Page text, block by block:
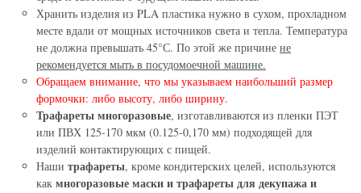
Хранить изделия из PLA пластика нужно в сухом, прохладном
месте вдали от мощных источников света и тепла. Температура
не должна превышать 45°С. По этой же причине не
рекомендуется мыть в посудомоечной машине.
Обращаем внимание, что мы указываем наибольший размер
формочки: либо высоту, либо ширину.
Трафареты многоразовые, изготавливаются из пленки ПЭТ
или ПВХ 125-170 мкм (0.125-0,170 мм) подходящей для
изделий контактирующих с пищей.
Наши трафареты, кроме кондитерских целей, используются
как многоразовые маски и трафареты для декупажа и